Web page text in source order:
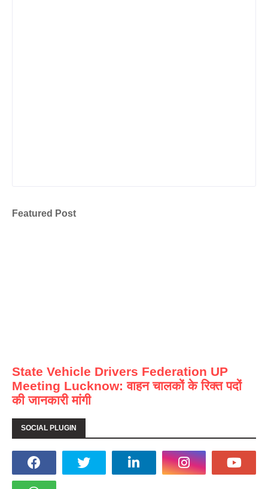
Featured Post
State Vehicle Drivers Federation UP
Meeting Lucknow: वाहन चालकों के रिक्त पदों
की जानकारी मांगी
SOCIAL PLUGIN